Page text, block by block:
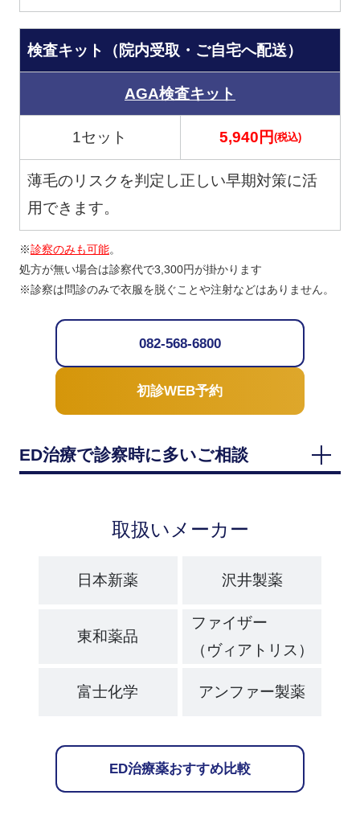
検査キット（院内受取・ご自宅へ配送）
AGA検査キット
1セット 5,940円 (税込)
薄毛のリスクを判定し正しい早期対策に活
用できます。
※診察のみも可能。
処方が無い場合は診察代で3,300円が掛かります
※診察は問診のみで衣服を脱ぐことや注射などはありません。
082-568-6800
初診WEB予約
ED治療で診察時に多いご相談
取扱いメーカー
日本新薬 沢井製薬
東和薬品
ファイザー
（ヴィアトリス）
富士化学 アンファー製薬
ED治療薬おすすめ比較